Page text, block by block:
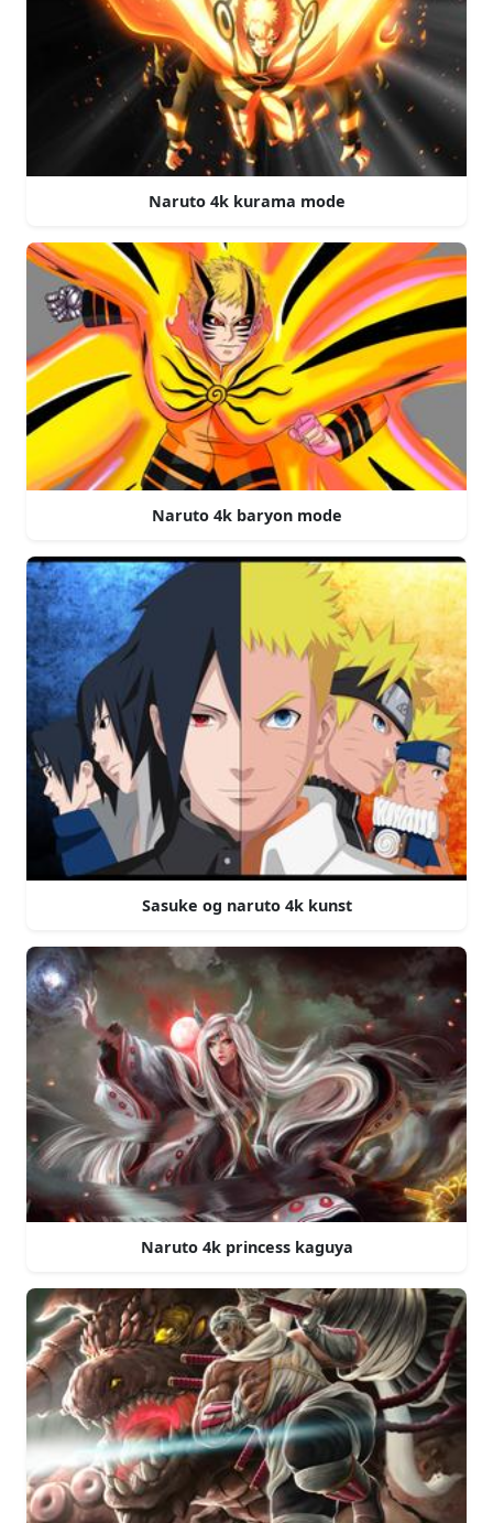
Naruto 4k kurama mode
Naruto 4k baryon mode
Sasuke og naruto 4k kunst
Naruto 4k princess kaguya